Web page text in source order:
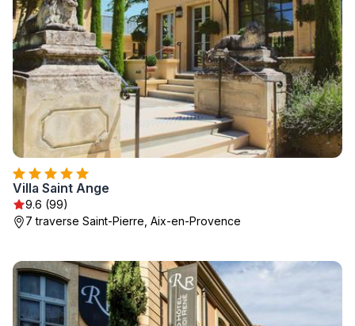
Villa Saint Ange
9.6 (99)
7 traverse Saint-Pierre, Aix-en-Provence